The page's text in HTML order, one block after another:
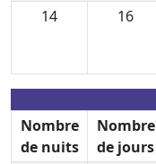
14
16
Nombre
de nuits
Nombre
de jours